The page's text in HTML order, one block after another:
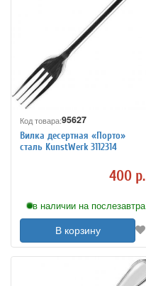
Код товара:95627
Вилка десертная «Порто»
сталь KunstWerk 3112314
400 р.
в наличии на послезавтра
В корзину